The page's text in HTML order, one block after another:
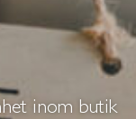
inom butik